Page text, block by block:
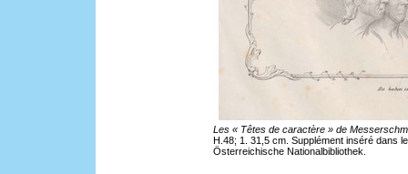
Les « Têtes de caractère » de
H.48; 1. 31,5 cm. Supplément inséré dans
Österreichische Nationalbibliothek.